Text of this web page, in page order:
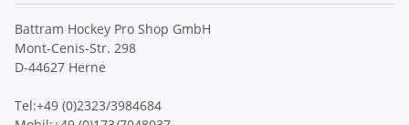
Battram Hockey Pro Shop GmbH
Mont-Cenis-Str. 298
D-44627 Herne
Tel:+49 (0)2323/3984684